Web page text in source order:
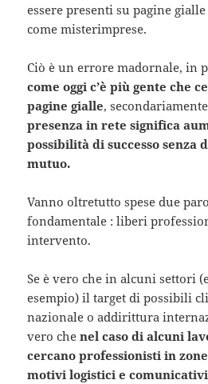
essere presenti su pagine
come misterimprese.
Ciò è un errore madornale, in
come oggi c’è più gente che
pagine gialle,
presenza in rete significa
possibilità di successo senza
mutuo.
Vanno oltretutto spese due
fondamentale : liberi
intervento.
Se è vero che in alcuni settori
esempio) il target di possibili
nazionale o addirittura
vero chenel caso di alcuni
cercano professionistiin
motivi logistici e comunicativi